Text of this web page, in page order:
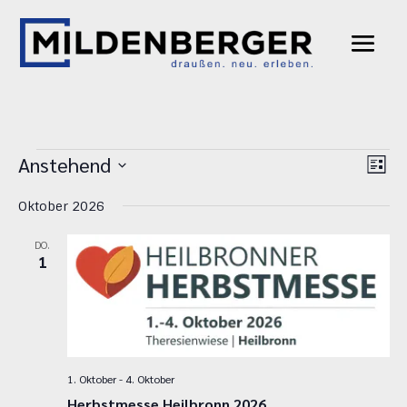
Veranstaltungen Liste
Anstehend
wählen.
Oktober 2026
DO.
1
1. Oktober- 4. Oktober